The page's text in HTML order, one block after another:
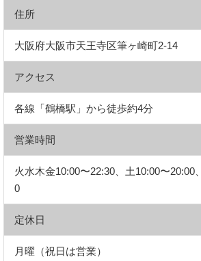
住所
大阪府大阪市天王寺区筆ヶ崎町2-14
アクセス
各線「鶴橋駅」から徒歩約4分
営業時間
火水木金10:00〜22:30、土10:00〜20:00
0
定休日
月曜（祝日は営業）